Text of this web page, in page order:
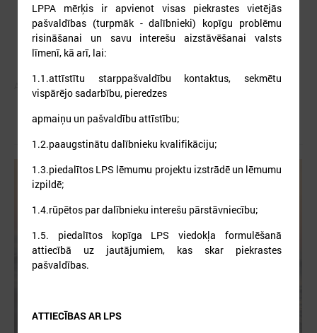
Autors:
LPPA mērķis ir apvienot visas piekrastes vietējās
pašvaldības (turpmāk - dalībnieki) kopīgu problēmu
risināšanai un savu interešu aizstāvēšanai valsts
līmenī, kā arī, lai:
1.1.attīstītu starppašvaldību kontaktus, sekmētu
vispārējo sadarbību, pieredzes
apmaiņu un pašvaldību attīstību;
1.2.paaugstinātu dalībnieku kvalifikāciju;
1.3.piedalītos LPS lēmumu projektu izstrādē un lēmumu
izpildē;
1.4.rūpētos par dalībnieku interešu pārstāvniecību;
1.5. piedalītos kopīga LPS viedokļa formulēšanā
attiecībā uz jautājumiem, kas skar piekrastes
pašvaldības.
ATTIECĪBAS AR LPS